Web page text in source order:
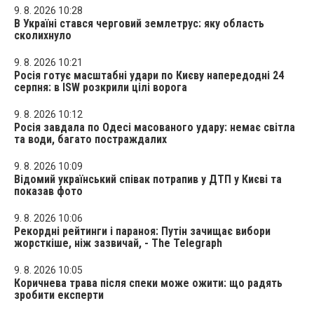
9. 8. 2026 10:28
В Україні стався черговий землетрус: яку область
сколихнуло
9. 8. 2026 10:21
Росія готує масштабні удари по Києву напередодні 24
серпня: в ISW розкрили цілі ворога
9. 8. 2026 10:12
Росія завдала по Одесі масованого удару: немає світла
та води, багато постраждалих
9. 8. 2026 10:09
Відомий український співак потрапив у ДТП у Києві та
показав фото
9. 8. 2026 10:06
Рекордні рейтинги і параноя: Путін зачищає вибори
жорсткіше, ніж зазвичай, - The Telegraph
9. 8. 2026 10:05
Коричнева трава після спеки може ожити: що радять
зробити експерти